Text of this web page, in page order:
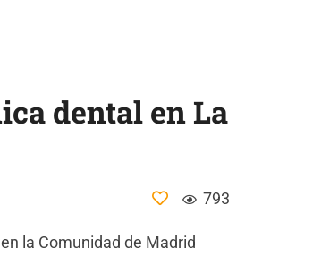
dental en La
793
la Comunidad de Madrid